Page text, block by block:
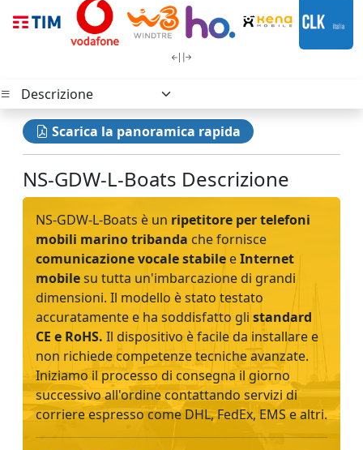
Scarica la panoramica rapida
NS-GDW-L-Boats Descrizione
NS-GDW-L-Boats è un ripetitore per telefoni
mobili marino tribanda che fornisce
comunicazione vocale stabile eInternet
mobilesu tutta un'imbarcazione di grandi
dimensioni. Il modello è stato testato
accuratamente e ha soddisfatto gli standard
CE e RoHS. Il dispositivo è facile da installare e
non richiede competenze tecniche avanzate.
Iniziamo il processo di consegna il giorno
successivo all'ordine contattando servizi di
corriere espresso come DHL, FedEx, EMS e altri.